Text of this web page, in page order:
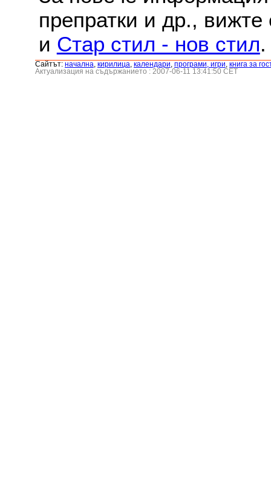
препратки и др.,
и Стар стил - нов стил.
Сайтът: началнa кирилица календари програми, игри книга за
Актуализация на съдържанието : 2007-06-11 13:41:50 CET